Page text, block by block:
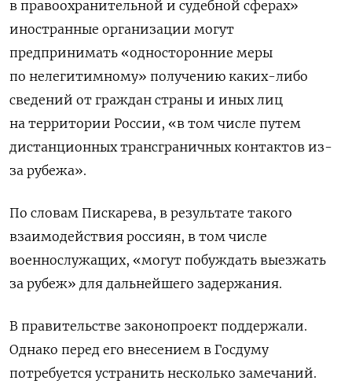
в правоохранительной и судебной сферах»
иностранные организации могут
предпринимать «односторонние меры
по нелегитимному» получению каких-либо
сведений от граждан страны и иных лиц
на территории России, «в том числе путем
дистанционных трансграничных контактов из-
за рубежа».
По словам Пискарева, в результате такого
взаимодействия россиян, в том числе
военнослужащих, «могут побуждать выезжать
за рубеж» для дальнейшего задержания.
В правительстве законопроект поддержали.
Однако перед его внесением в Госдуму
потребуется устранить несколько замечаний.